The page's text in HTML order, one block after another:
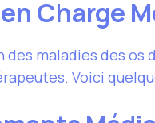
Charge
des maladies des
Voici